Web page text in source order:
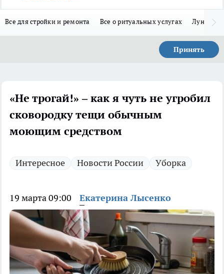
Все для стройки и ремонта Все о ритуальных услугах Лунно-
Принять
«Не трогай!» – как я чуть не угробил
сковородку тещи обычным
моющим средством
Интересное Новости России Уборка
19 марта 09:00 Екатерина Лысенко